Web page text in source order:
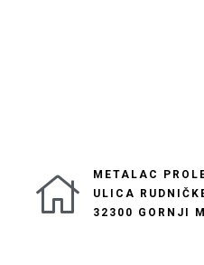
METALAC
ULICA
32300 GORNJI